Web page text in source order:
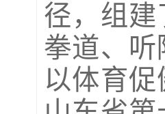
径，组
拳道、
以体育